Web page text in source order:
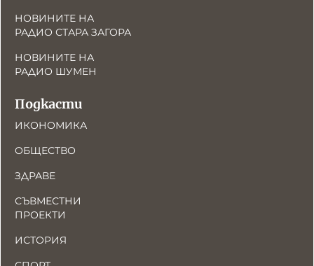
НОВИНИТЕ НА
РАДИО СТАРА ЗАГОРА
НОВИНИТЕ НА
РАДИО ШУМЕН
Подкасти
ИКОНОМИКА
ОБЩЕСТВО
ЗДРАВЕ
СЪВМЕСТНИ
ПРОЕКТИ
ИСТОРИЯ